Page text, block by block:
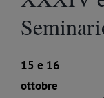
15 e 16
ottobre